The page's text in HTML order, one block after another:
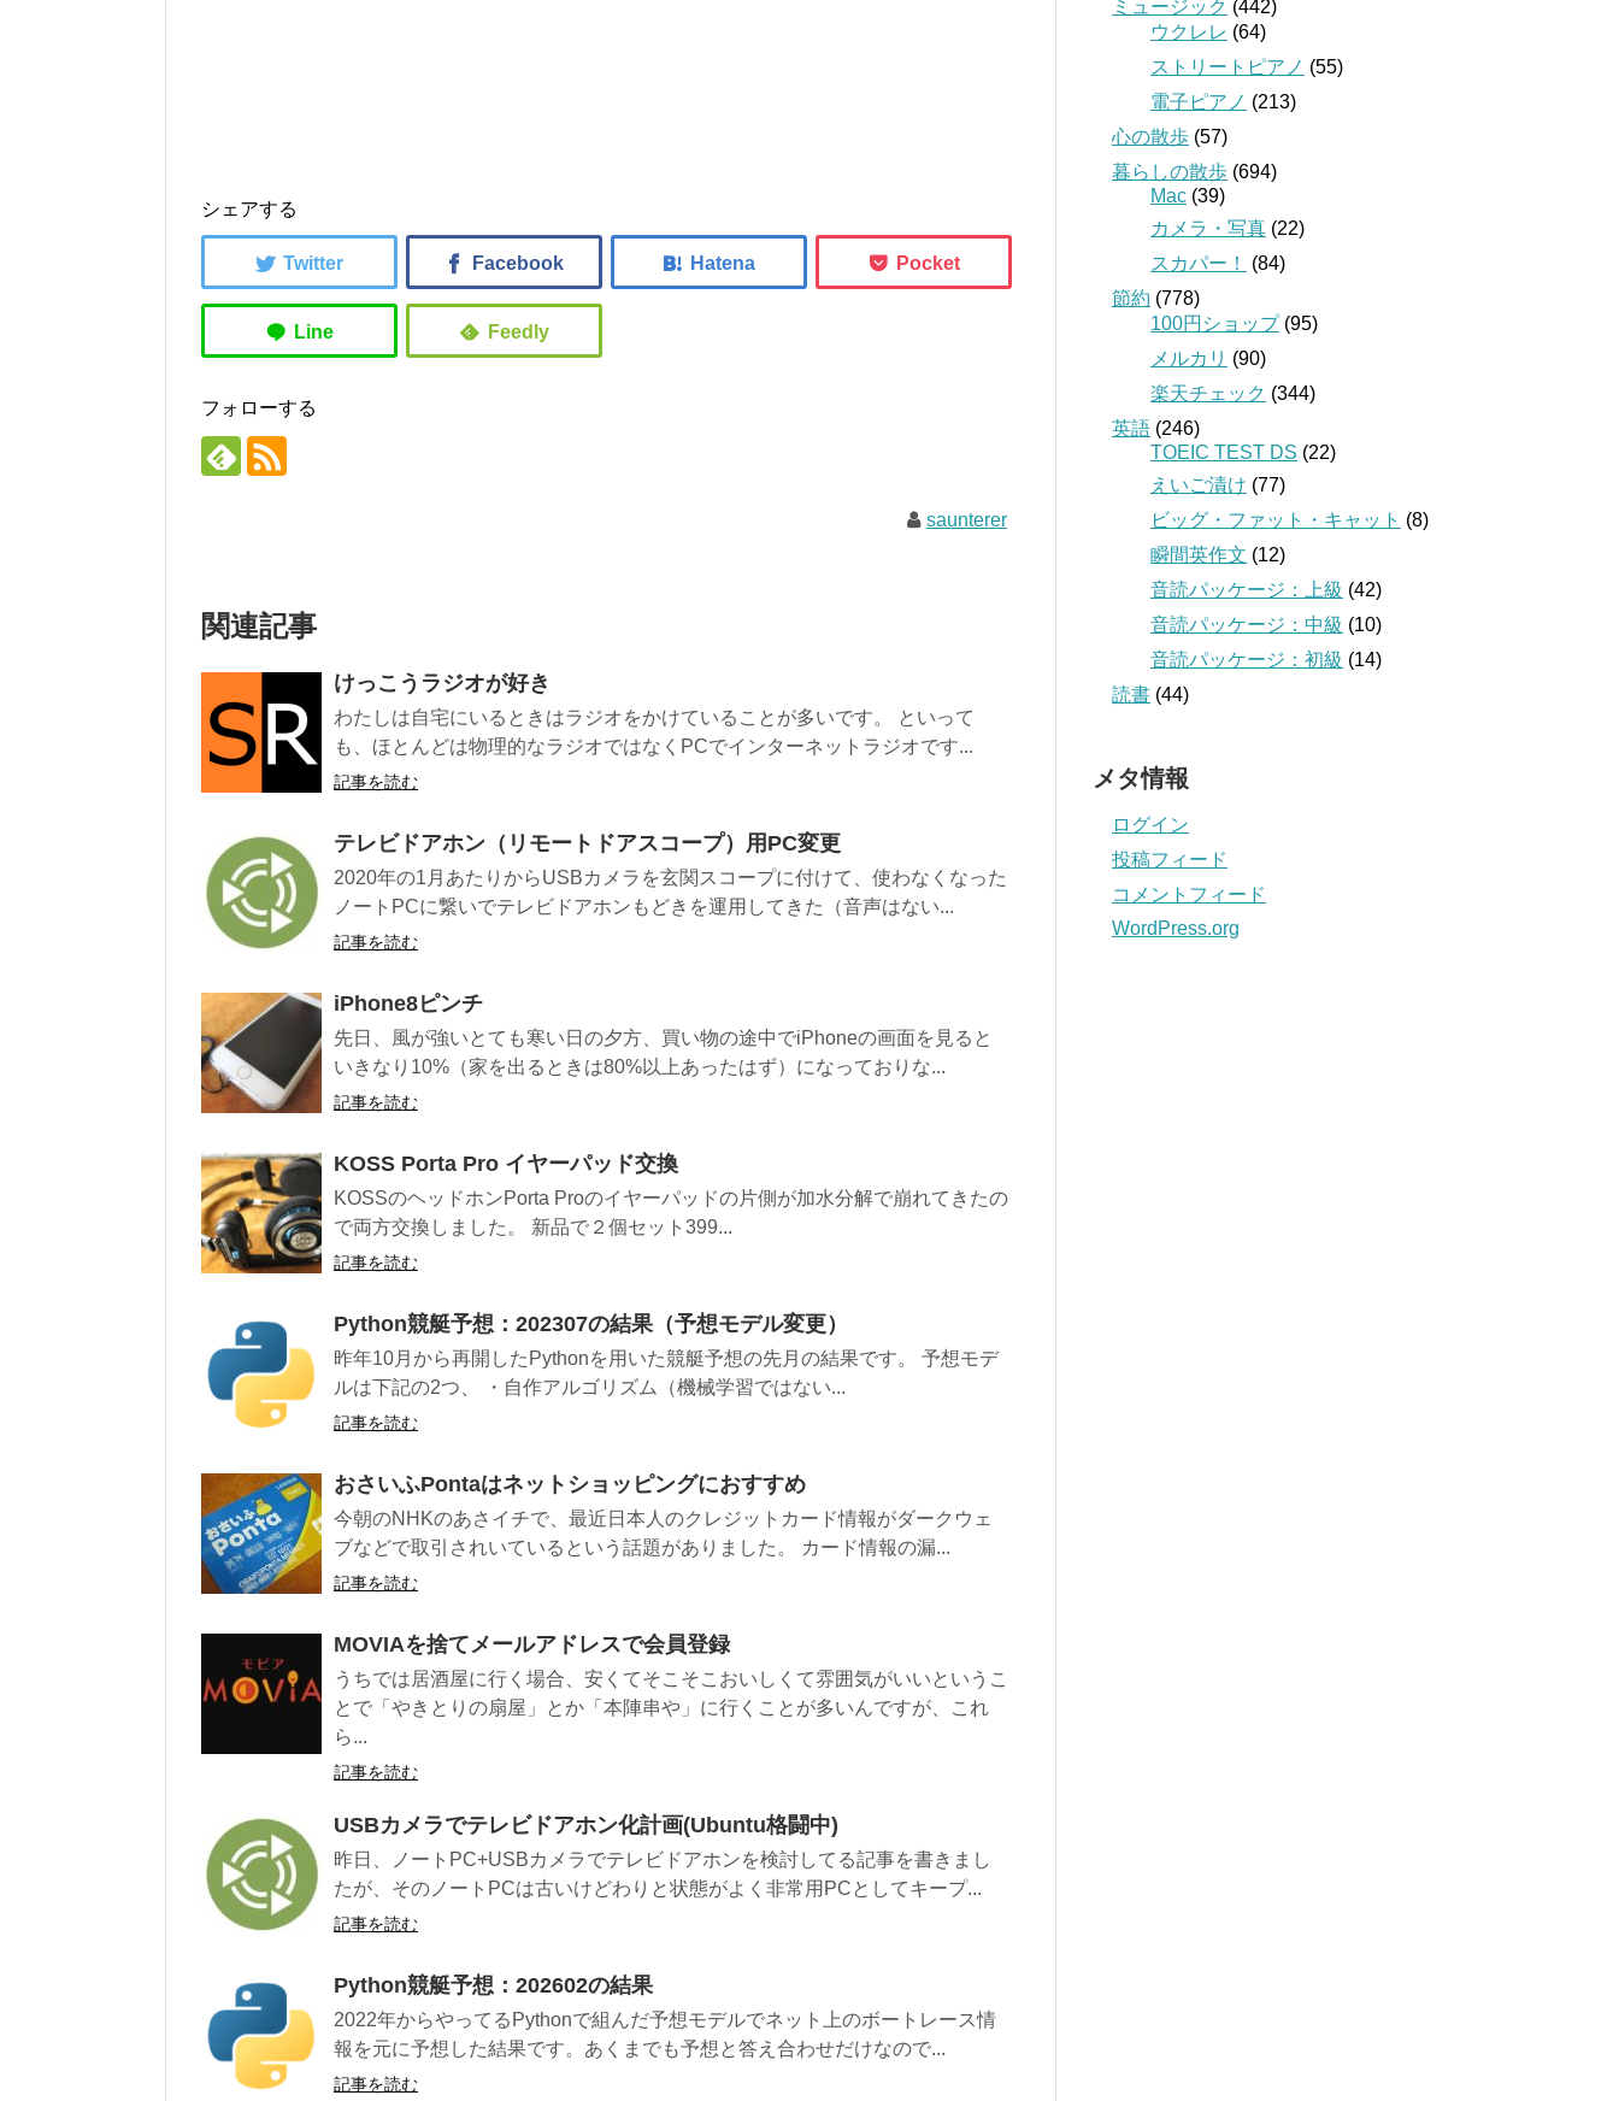
シェアする
フォローする
saunterer
関連記事
けっこうラジオが好き
わたしは自宅にいるときはラジオをかけていることが多いです。 といって
も、ほとんどは物理的なラジオではなくPCでインターネットラジオです...
記事を読む
テレビドアホン（リモートドアスコープ）用PC変更
2020年の1月あたりからUSBカメラを玄関スコープに付けて、使わなくなった
ノートPCに繋いでテレビドアホンもどきを運用してきた（音声はない...
記事を読む
iPhone8ピンチ
先日、風が強いとても寒い日の夕方、買い物の途中でiPhoneの画面を見ると
いきなり10%（家を出るときは80%以上あったはず）になっておりな...
記事を読む
KOSS Porta Pro イヤーパッド交換
KOSSのヘッドホンPorta Proのイヤーパッドの片側が加水分解で崩れてきたの
で両方交換しました。 新品で２個セット399...
記事を読む
Python競艇予想：202307の結果（予想モデル変更）
昨年10月から再開したPythonを用いた競艇予想の先月の結果です。 予想モデ
ルは下記の2つ、 ・自作アルゴリズム（機械学習ではない...
記事を読む
おさいふPontaはネットショッピングにおすすめ
今朝のNHKのあさイチで、最近日本人のクレジットカード情報がダークウェ
ブなどで取引されいているという話題がありました。 カード情報の漏...
記事を読む
MOVIAを捨てメールアドレスで会員登録
うちでは居酒屋に行く場合、安くてそこそこおいしくて雰囲気がいいというこ
とで「やきとりの扇屋」とか「本陣串や」に行くことが多いんですが、これ
ら...
記事を読む
USBカメラでテレビドアホン化計画(Ubuntu格闘中)
昨日、ノートPC+USBカメラでテレビドアホンを検討してる記事を書きまし
たが、そのノートPCは古いけどわりと状態がよく非常用PCとしてキープ...
記事を読む
Python競艇予想：202602の結果
2022年からやってるPythonで組んだ予想モデルでネット上のボートレース情
報を元に予想した結果です。あくまでも予想と答え合わせだけなので...
記事を読む
ミュージック (442)
ウクレレ (64)
ストリートピアノ (55)
電子ピアノ (213)
心の散歩 (57)
暮らしの散歩 (694)
Mac (39)
カメラ・写真 (22)
スカパー！
(84)
節約 (778)
100円ショップ(95)
メルカリ (90)
楽天チェック (344)
英語 (246)
TOEIC TEST DS (22)
えいご漬け (77)
ビッグ・ファット・キャット (8)
瞬間英作文 (12)
音読パッケージ：上級 (42)
音読パッケージ：中級 (10)
音読パッケージ：初級 (14)
読書 (44)
メタ情報
ログイン
投稿フィード
コメントフィード
WordPress.org